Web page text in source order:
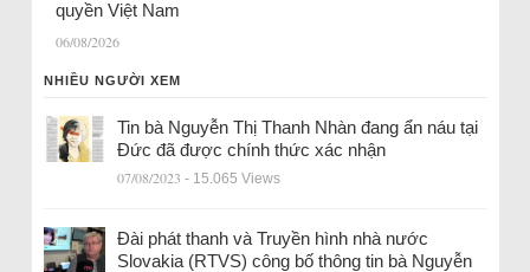
quyền Việt Nam
06/08/2026
NHIỀU NGƯỜI XEM
Tin bà Nguyễn Thị Thanh Nhàn đang ẩn náu tại
Đức đã được chính thức xác nhận
07/08/2023 - 15.065 Views
Đài phát thanh và Truyền hình nhà nước
Slovakia (RTVS) công bố thông tin bà Nguyễn